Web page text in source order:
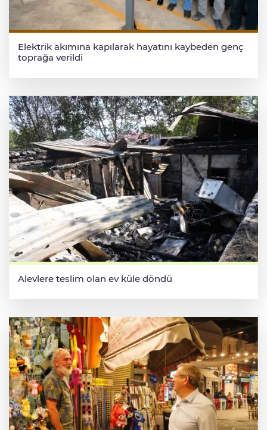
Elektrik akımına kapılarak hayatını kaybeden genç
toprağa verildi
Alevlere teslim olan ev küle döndü